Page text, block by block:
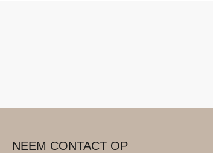
NEEM CONTACT OP